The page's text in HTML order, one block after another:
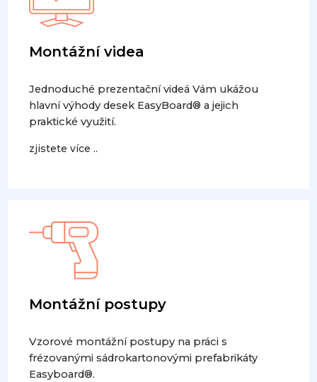
Montážní videa
Jednoduché prezentační videá Vám ukážou
hlavní výhody desek EasyBoard® a jejich
praktické využití.
zjistete více ..
Montážní postupy
Vzorové montážní postupy na práci s
frézovanými sádrokartonovými prefabrikáty
Easyboard®.